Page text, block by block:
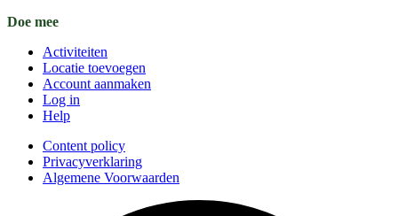
Doe mee
Activiteiten
Locatie toevoegen
Account aanmaken
Log in
Help
Content policy
Privacyverklaring
Algemene Voorwaarden